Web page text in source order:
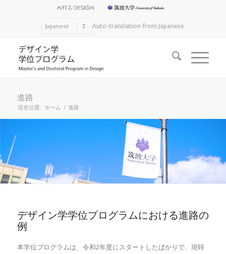
Auto-translation from Japanese
進路
現在位置: ホーム / 進路
デザイン学学位プログラムにおける進路の
例
本学位プログラムは、令和2年度にスタートしたばかりで、現時